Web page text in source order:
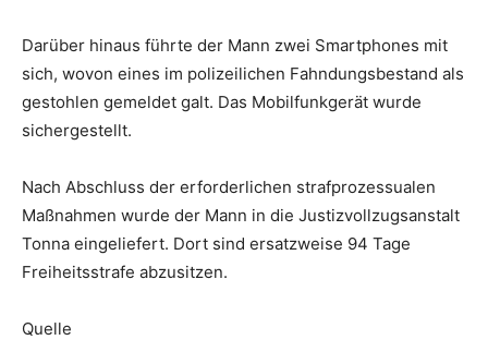
Darüber hinaus führte der Mann zwei Smartphones mit
sich, wovon eines im polizeilichen Fahndungsbestand als
gestohlen gemeldet galt. Das Mobilfunkgerät wurde
sichergestellt.
Nach Abschluss der erforderlichen strafprozessualen
Maßnahmen wurde der Mann in die Justizvollzugsanstalt
Tonna eingeliefert. Dort sind ersatzweise 94 Tage
Freiheitsstrafe abzusitzen.
Quelle